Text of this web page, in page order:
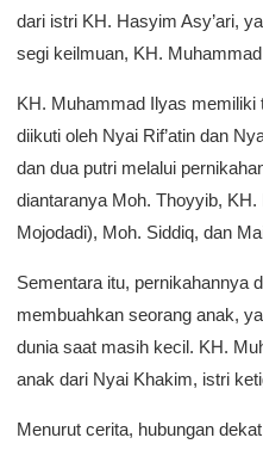
dari istri KH. Hasyim Asy’ari,
segi keilmuan, KH.
KH. Muhammad Ilyas memiliki
diikuti oleh Nyai Rif’atin dan
dan dua putri melalui
diantaranya Moh. Thoyyib,
Mojodadi), Moh. Siddiq, dan
Sementara itu, pernikahannya
membuahkan seorang anak,
dunia saat masih kecil. KH.
anak dari Nyai Khakim, istri
Menurut cerita, hubungan